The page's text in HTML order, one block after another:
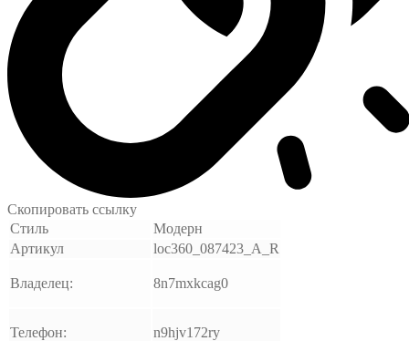
Скопировать ссылку
Стиль
Модерн
Артикул
loc360_087423_A_R
Владелец: 8n7mxkcag0
Телефон: n9hjv172ry